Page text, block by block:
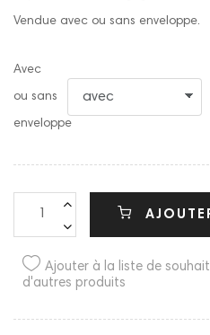
Vendue avec ou sans enveloppe.
Avec
ou sans
enveloppe
Ajouter à la liste de
d'autres produits